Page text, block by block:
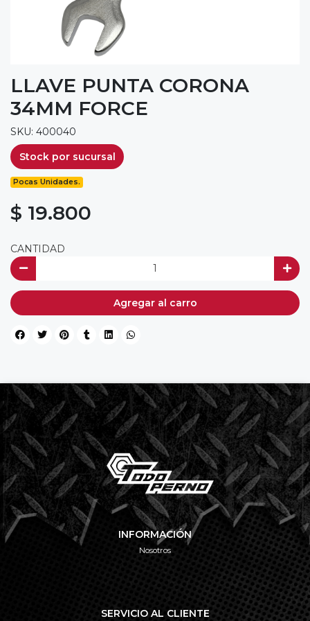
LLAVE PUNTA CORONA
34MM FORCE
SKU: 400040
Stock por sucursal
Pocas Unidades.
$ 19.800
CANTIDAD
Agregar al carro
INFORMACIÓN
Nosotros
SERVICIO AL CLIENTE